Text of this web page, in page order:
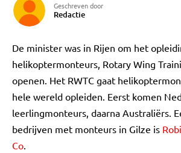
Geschreven door
Redactie
De minister was in Rijen om het
helikoptermonteurs, Rotary Wing
openen. Het RWTC gaat
hele wereld opleiden. Eerst komen
leerlingmonteurs, daarna Australiërs.
bedrijven met monteurs in Gilze is
Co.